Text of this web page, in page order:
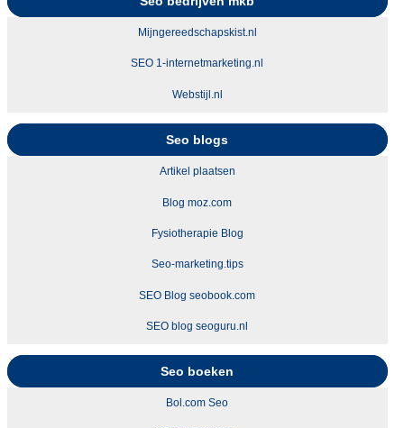
Mijngereedschapskist.nl
SEO 1-internetmarketing.nl
Webstijl.nl
Seo blogs
Artikel plaatsen
Blog moz.com
Fysiotherapie Blog
Seo-marketing.tips
SEO Blog seobook.com
SEO blog seoguru.nl
Seo boeken
Bol.com Seo